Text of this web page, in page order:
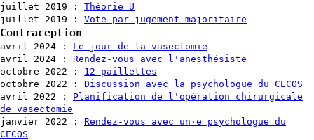
juillet 2019 :
Théorie U
juillet 2019
: Vote par jugement majoritaire
Contraception
avril 2024 :
Le jour de la vasectomie
avril 2024
:
Rendez-vous avec l'anesthésiste
octobre 2022
:
12 paillettes
octobre 2022
:
Discussion avec la psychologue du CECOS
avril 2022
:
Planification de l'opération chirurgicale
de vasectomie
janvier 2022
:
Rendez-vous avec un·e psychologue du
CECOS